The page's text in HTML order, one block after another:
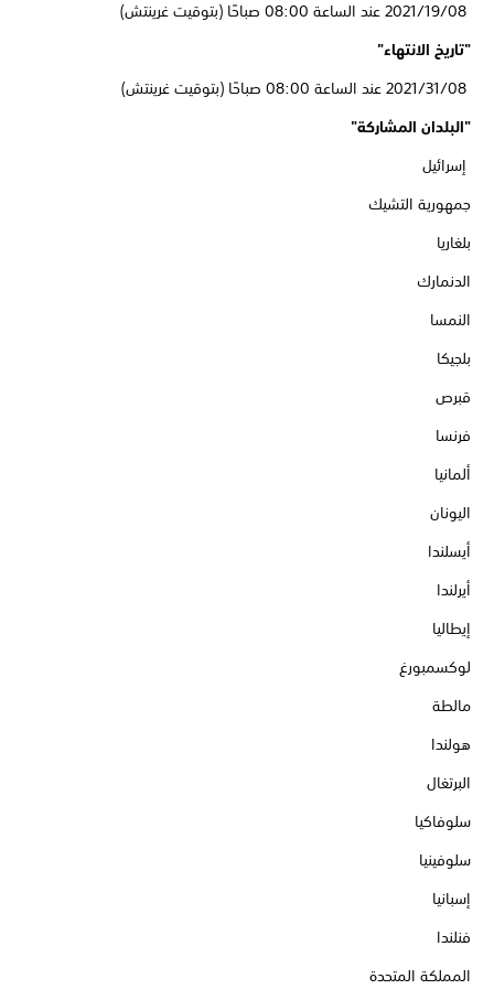
"تاريخ الانتهاء"
"البلدان المشاركة"
إسرائيل
جمهورية التشيك
بلغاريا
الدنمارك
النمسا
بلجيكا
قبرص
فرنسا
ألمانيا
اليونان
أيسلندا
أيرلندا
إيطاليا
لوكسمبورغ
مالطة
هولندا
البرتغال
سلوفاكيا
سلوفينيا
إسبانيا
فنلندا
المملكة المتحدة